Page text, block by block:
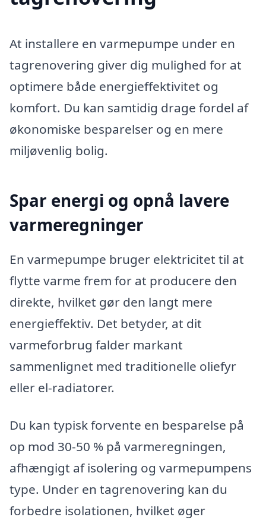
At installere en varmepumpe under en
tagrenovering giver dig mulighed for at
optimere både energieffektivitet og
komfort. Du kan samtidig drage fordel af
økonomiske besparelser og en mere
miljøvenlig bolig.
Spar energi og opnå lavere
varmeregninger
En varmepumpe bruger elektricitet til at
flytte varme frem for at producere den
direkte, hvilket gør den langt mere
energieffektiv. Det betyder, at dit
varmeforbrug falder markant
sammenlignet med traditionelle oliefyr
eller el-radiatorer.
Du kan typisk forvente en besparelse på
op mod 30-50 % på varmeregningen,
afhængigt af isolering og varmepumpens
type. Under en tagrenovering kan du
forbedre isolationen, hvilket øger